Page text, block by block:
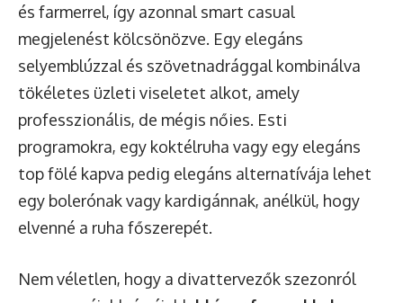
és farmerrel, így azonnal smart casual
megjelenést kölcsönözve. Egy elegáns
selyemblúzzal és szövetnadrággal kombinálva
tökéletes üzleti viseletet alkot, amely
professzionális, de mégis nőies. Esti
programokra, egy koktélruha vagy egy elegáns
top fölé kapva pedig elegáns alternatívája lehet
egy bolerónak vagy kardigánnak, anélkül, hogy
elvenné a ruha főszerepét.
Nem véletlen, hogy a divattervezők szezonról